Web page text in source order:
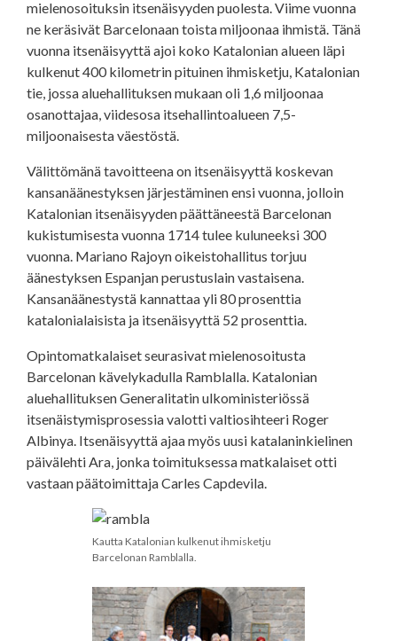
mielenosoituksin itsenäisyyden puolesta. Viime vuonna
ne keräsivät Barcelonaan toista miljoonaa ihmistä. Tänä
vuonna itsenäisyyttä ajoi koko Katalonian alueen läpi
kulkenut 400 kilometrin pituinen ihmisketju, Katalonian
tie, jossa aluehallituksen mukaan oli 1,6 miljoonaa
osanottajaa, viidesosa itsehallintoalueen 7,5-
miljoonaisesta väestöstä.
Välittömänä tavoitteena on itsenäisyyttä koskevan
kansanäänestyksen järjestäminen ensi vuonna, jolloin
Katalonian itsenäisyyden päättäneestä Barcelonan
kukistumisesta vuonna 1714 tulee kuluneeksi 300
vuonna. Mariano Rajoyn oikeistohallitus torjuu
äänestyksen Espanjan perustuslain vastaisena.
Kansanäänestystä kannattaa yli 80 prosenttia
katalonialaisista ja itsenäisyyttä 52 prosenttia.
Opintomatkalaiset seurasivat mielenosoitusta
Barcelonan kävelykadulla Ramblalla. Katalonian
aluehallituksen Generalitatin ulkoministeriössä
itsenäistymisprosessia valotti valtiosihteeri Roger
Albinya. Itsenäisyyttä ajaa myös uusi katalaninkielinen
päivälehti Ara, jonka toimituksessa matkalaiset otti
vastaan päätoimittaja Carles Capdevila.
Kautta Katalonian kulkenut ihmisketju
Barcelonan Ramblalla.